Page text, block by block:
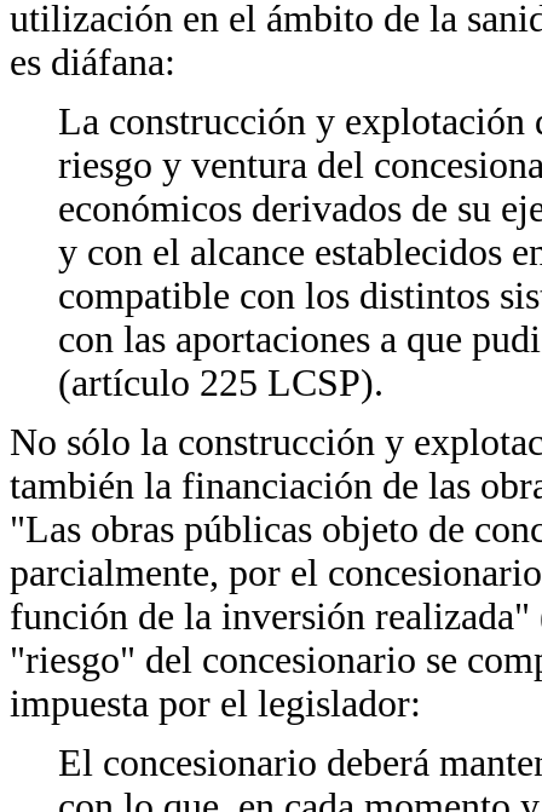
utilización en el ámbito de la
es diáfana:
La construcción y explotación
riesgo y ventura del
económicos derivados de su
y con el alcance establecidos
compatible con los distintos
con las aportaciones a que
(artículo 225 LCSP).
No sólo la construcción y
también la financiación de las
"Las obras públicas objeto de
parcialmente, por el
función de la inversión
"riesgo" del concesionario se
impuesta por el legislador:
El concesionario deberá